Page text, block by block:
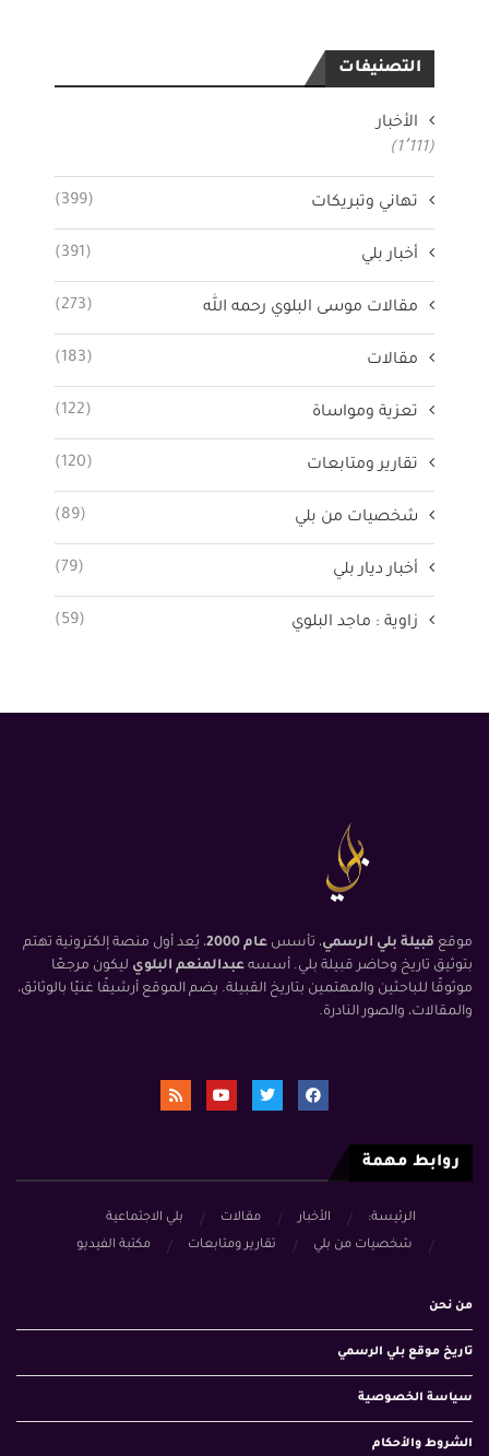
التصنيفات
الأخبار
(1٬111)
تهاني وتبريكات (399)
أخبار بلي (391)
مقالات موسى البلوي رحمه الله (273)
مقالات (183)
تعزية ومواساة (122)
تقارير ومتابعات (120)
شخصيات من بلي (89)
أخبار ديار بلي (79)
زاوية : ماجد البلوي (59)
موقع قبيلة بلي الرسمي، تأسس عام 2000
، يُعد أول منصة إلكترونية تهتم
بتوثيق تاريخ وحاضر قبيلة بلي. أسسه عبدالمنعم البلوي ليكون مرجعًا
موثوقًا للباحثين والمهتمين بتاريخ القبيلة. يضم الموقع أرشيفًا غنيًا بالوثائق،
والمقالات، والصور النادرة.
روابط مهمة
الرئيسة: الأخبار مقالات
بلي الاجتماعية
شخصيات من بلي
تقارير ومتابعات مكتبة الفيديو
من نحن
تاريخ موقع بلي الرسمي
سياسة الخصوصية
الشروط والأحكام